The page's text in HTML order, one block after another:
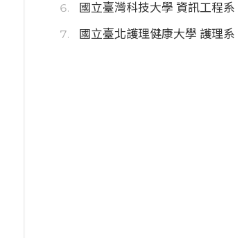
國立臺灣科技大學 資訊工程系
國立臺北護理健康大學 護理系